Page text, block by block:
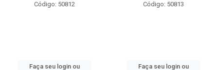
Código: 50812
Faça seu login ou
Código: 50813
Faça seu login ou